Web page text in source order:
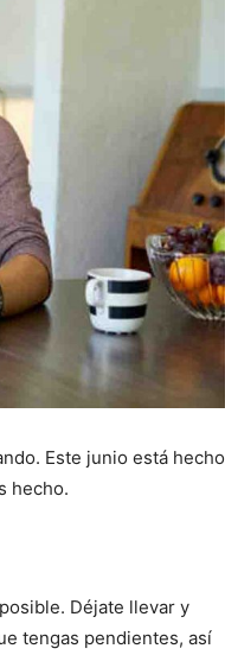
Este junio está hecho
hecho.
Déjate llevar y
tengas pendientes, así